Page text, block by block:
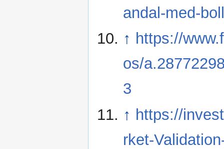
andal-med-
↑ https://
os/
3
↑ https://
rket-